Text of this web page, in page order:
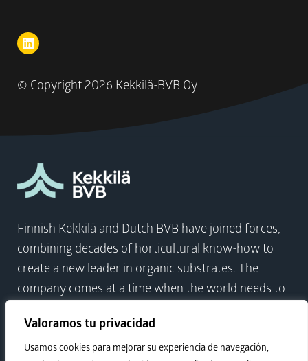
Valoramos tu privacidad
Usamos cookies para mejorar su experiencia de navegación,
© Copyright 2026 Kekkilä-BVB Oy
Finnish Kekkilä and Dutch BVB have joined forces,
combining decades of horticultural know-how to
create a new leader in organic substrates. The
company comes at a time when the world needs to
Visit Kekkilä-BVB